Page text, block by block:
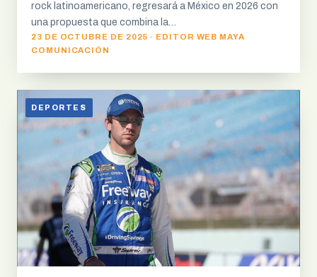
rock latinoamericano, regresará a México en 2026 con
una propuesta que combina la…
23 DE OCTUBRE DE 2025 · EDITOR WEB MAYA
COMUNICACIÓN
DEPORTES